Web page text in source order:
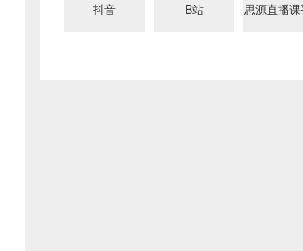
抖音 B站 思源直播